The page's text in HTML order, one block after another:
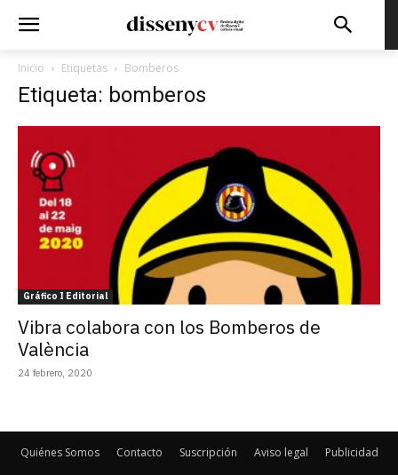
Inicio Etiquetas Bomberos
Etiqueta: bomberos
Gráfico I Editorial
Vibra colabora con los Bomberos de
València
24 febrero, 2020
Quiénes Somos Contacto Suscripción Aviso legal Publicidad